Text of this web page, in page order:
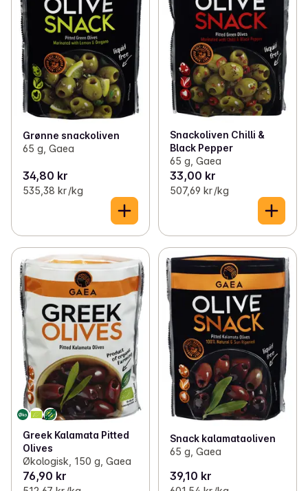
Grønne snackoliven
65 g, Gaea
34,80 kr
535,38 kr /kg
Snackoliven Chilli &
Black Pepper
65 g, Gaea
33,00 kr
507,69 kr /kg
Greek Kalamata Pitted
Olives
Økologisk, 150 g, Gaea
76,90 kr
Snack kalamataoliven
65 g, Gaea
39,10 kr